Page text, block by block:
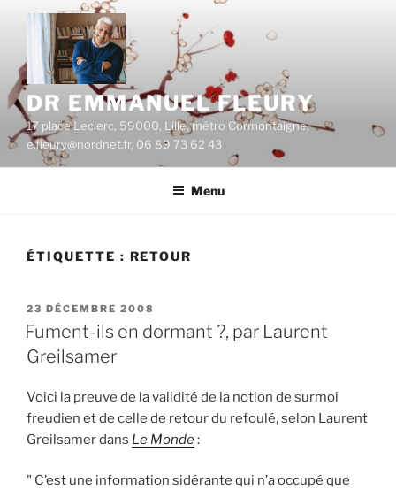
Aller
contenu
principal
DR EMMANUEL FLEURY
17 place Leclerc, 59000, Lille, métro Cormontaigne,
e.fleury@nordnet.fr, 06 89 73 62 43
Menu
ÉTIQUETTE : RETOUR
PUBLIÉ
LE
23 DÉCEMBRE 2008
Fument-ils en dormant ?, par Laurent
Greilsamer
Voici la preuve de la validité de la notion de surmoi
freudien et de celle de retour du refoulé, selon Laurent
Greilsamer dans Le Monde:
" C’est une information sidérante qui n’a occupé que